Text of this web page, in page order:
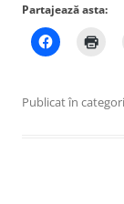
Partajează asta:
Publicat în